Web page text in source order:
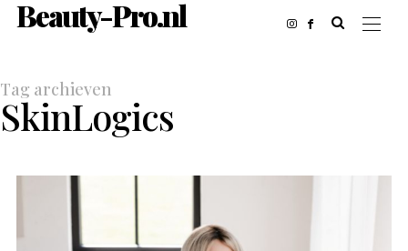
Beauty-Pro.nl
Tag archieven
SkinLogics